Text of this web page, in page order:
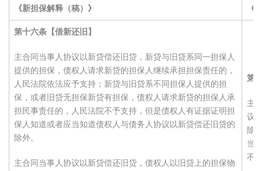
《新担保解释（稿）》 《
第十六条【借新还旧】
主合同当事人协议以新贷偿还旧贷，新贷与旧贷系同一担保人
提供的担保，债权人请求新贷的担保人继续承担担保责任的，
人民法院依法应予支持；新贷与旧贷系不同担保人提供的担
保，或者旧贷无担保新贷有担保，债权人请求新贷的担保人承
担民事责任的，人民法院不予支持，但是债权人有证据证明担
保人知道或者应当知道债权人与债务人协议以新贷偿还旧贷的
除外。
主合同当事人协议以新贷偿还旧贷，债权人以旧贷上的担保物
第
主
议
除
当
不